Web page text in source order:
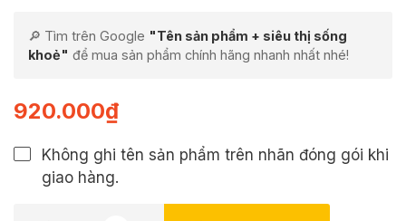
🔎 Tìm trên Google "Tên sản phẩm + siêu thị sống
khoẻ" để mua sản phẩm chính hãng nhanh nhất nhé!
920.000₫
Không ghi tên sản phẩm trên nhãn đóng gói khi
giao hàng.